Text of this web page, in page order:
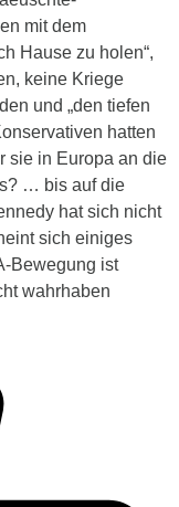
mit dem
Hause zu holen“,
keine Kriege
und „den tiefen
hatten
sie in Europa an die
… bis auf die
hat sich nicht
sich einiges
Bewegung ist
wahrhaben